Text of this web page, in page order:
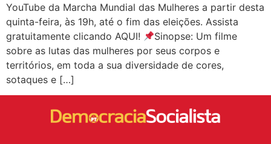
YouTube da Marcha Mundial das Mulheres a partir desta
quinta-feira, às 19h, até o fim das eleições. Assista
gratuitamente clicando AQUI!
Sinopse: Um filme
sobre as lutas das mulheres por seus corpos e
territórios, em toda a sua diversidade de cores,
sotaques e […]